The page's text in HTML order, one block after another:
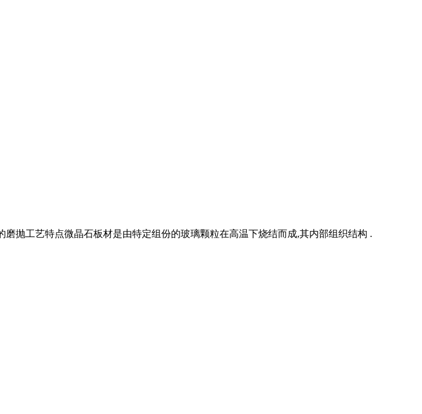
抛工艺特点微晶石板材是由特定组份的玻璃颗粒在高温下烧结而成,其内部组织结构 .